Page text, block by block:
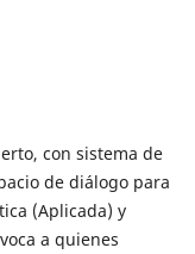
con sistema de
de diálogo para
(Aplicada) y
a quienes